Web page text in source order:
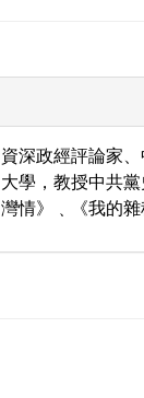
資深政經評論家
大學，教授中共
灣情》﹑《我的